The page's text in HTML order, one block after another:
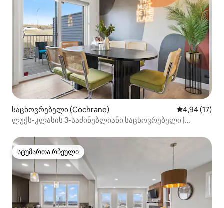
საცხოვრებელი (Cochrane) საშუალო
4,94 (17)
ლუქს-კლასის 3-საძინებლიანი საცხოვრებელი |
გრილი
სტუმართა რჩეული
სტუმართა რჩეული